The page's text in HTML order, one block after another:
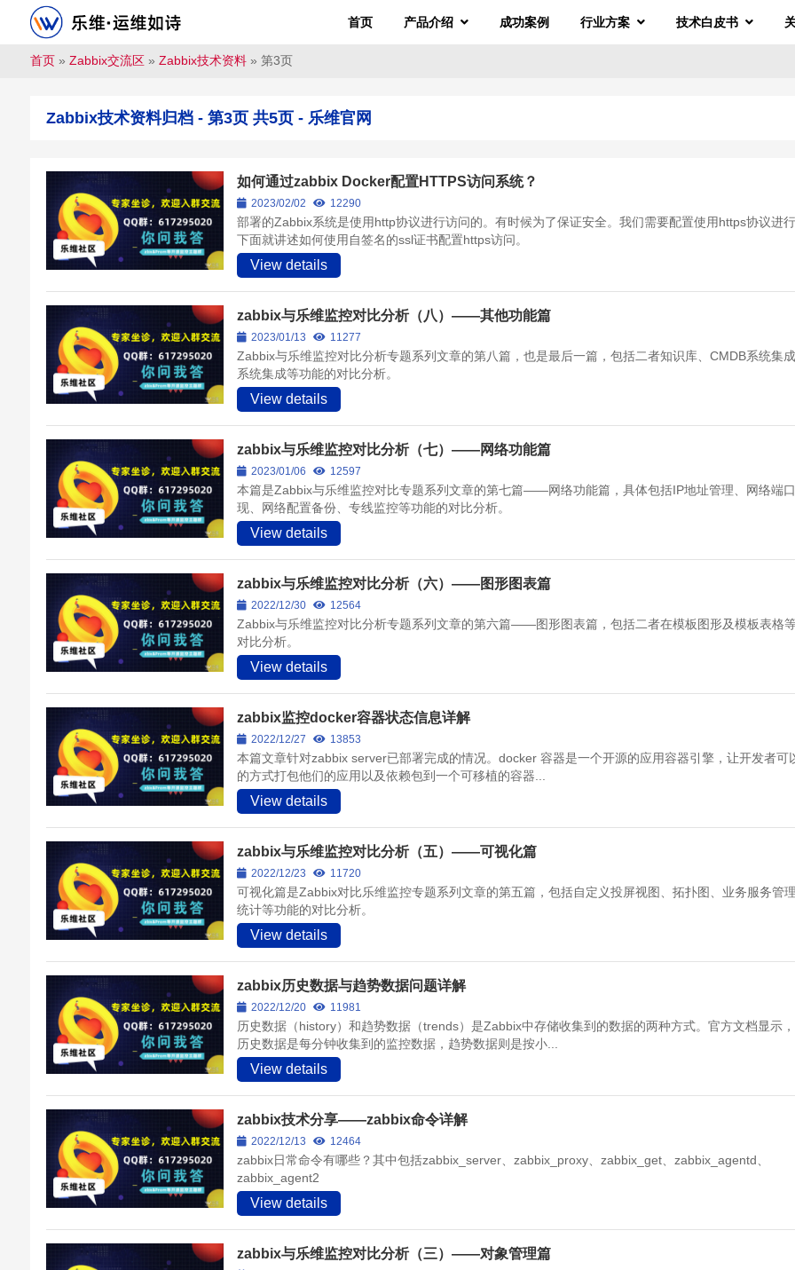
首页 产品介绍 成功案例 行业方案 技术白皮书
首页» Zabbix交流区» Zabbix技术资料» 第3页
Zabbix技术资料归档 - 第3页 共5页 - 乐维官网
如何通过zabbix Docker配置HTTPS访问系统？
2023/02/02 12290
部署的Zabbix系统是使用http协议进行访问的。有时候为了保证安全。我们需要配置使用https协议进
下面就讲述如何使用自签名的ssl证书配置https访问。
View details
zabbix与乐维监控对比分析（八）——其他功能篇
2023/01/13 11277
Zabbix与乐维监控对比分析专题系列文章的第八篇，也是最后一篇，包括二者知识库、CMDB系统集
系统集成等功能的对比分析。
View details
zabbix与乐维监控对比分析（七）——网络功能篇
2023/01/06 12597
本篇是Zabbix与乐维监控对比专题系列文章的第七篇——网络功能篇，具体包括IP地址管理、网络端
现、网络配置备份、专线监控等功能的对比分析。
View details
zabbix与乐维监控对比分析（六）——图形图表篇
2022/12/30 12564
Zabbix与乐维监控对比分析专题系列文章的第六篇——图形图表篇，包括二者在模板图形及模板表格
对比分析。
View details
zabbix监控docker容器状态信息详解
2022/12/27 13853
本篇文章针对zabbix server已部署完成的情况。docker 容器是一个开源的应用容器引擎，让开发者可
的方式打包他们的应用以及依赖包到一个可移植的容器...
View details
zabbix与乐维监控对比分析（五）——可视化篇
2022/12/23 11720
可视化篇是Zabbix对比乐维监控专题系列文章的第五篇，包括自定义投屏视图、拓扑图、业务服务管
统计等功能的对比分析。
View details
zabbix历史数据与趋势数据问题详解
2022/12/20 11981
历史数据（history）和趋势数据（trends）是Zabbix中存储收集到的数据的两种方式。官方文档显示
历史数据是每分钟收集到的监控数据，趋势数据则是按小...
View details
zabbix技术分享——zabbix命令详解
2022/12/13 12464
zabbix日常命令有哪些？其中包括zabbix_server、zabbix_proxy、zabbix_get、zabbix_agentd、
zabbix_agent2
View details
zabbix与乐维监控对比分析（三）——对象管理篇